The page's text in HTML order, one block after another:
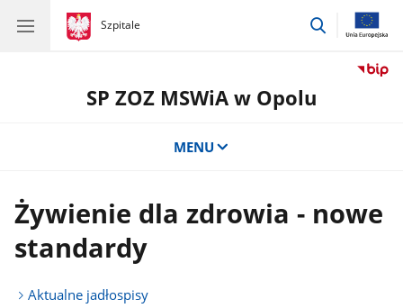
gov.pl
Szpitale
gov.pl
Szpitale
przejdź
SP ZOZ MSWiA w Opolu
MENU
Żywienie dla zdrowia - nowe
standardy
Aktualne jadłospisy